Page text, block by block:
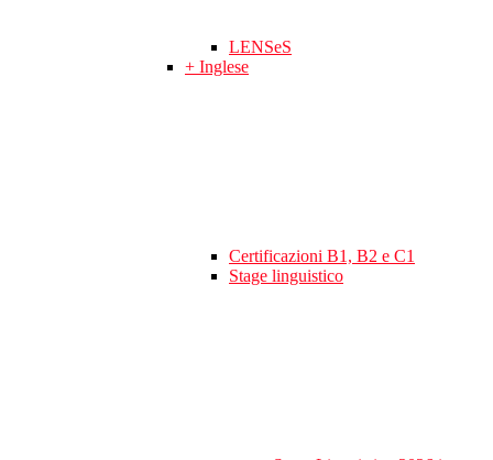
LENSeS
+ Inglese
Certificazioni B1, B2 e C1
Stage linguistico